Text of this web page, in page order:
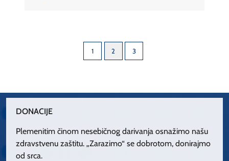
1 2 3
DONACIJE
Plemenitim činom nesebičnog darivanja osnažimo našu
zdravstvenu zaštitu. „Zarazimo“ se dobrotom, donirajmo
od srca.